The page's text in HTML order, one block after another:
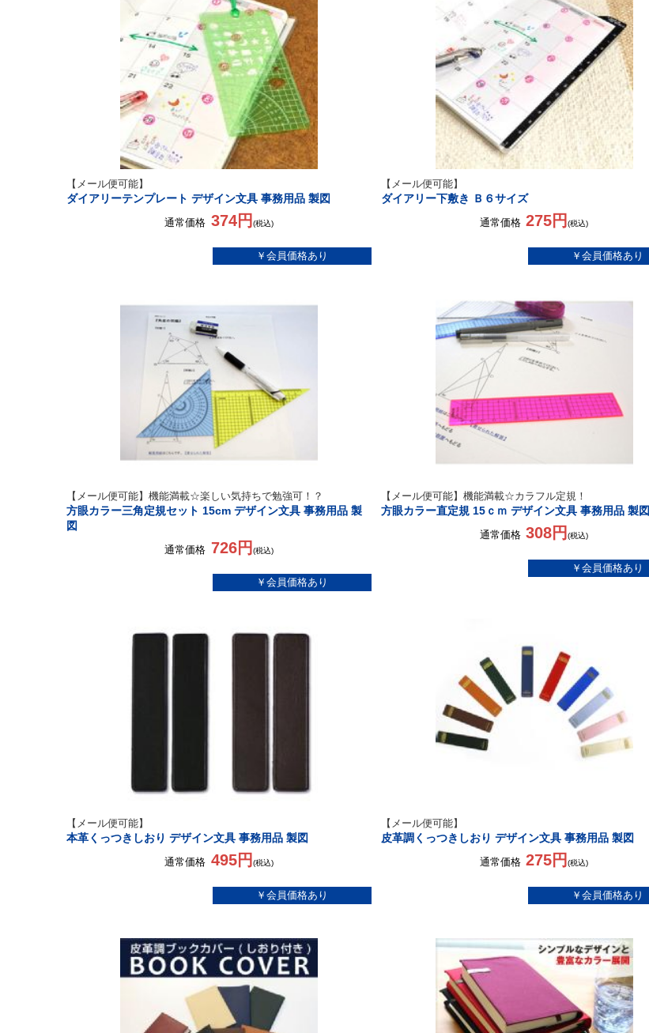
【メール便可能】
ダイアリーテンプレート デザイン文具 事務用品 製図
通常価格 374円 (税込)
【メール便可能】
ダイアリー下敷き Ｂ６サイズ
通常価格 275円(税込)
【メール便可能】機能満載☆楽しい気持ちで勉強可！？
方眼カラー三角定規セット 15cm デザイン文具 事務用品 製
図
通常価格 726円 (税込)
【メール便可能】機能満載☆カラフル定規！
方眼カラー直定規 15ｃｍ デザイン文具 事務用品 製図
通常価格 308円(税込)
【メール便可能】
本革くっつきしおり デザイン文具 事務用品 製図
通常価格 495円 (税込)
【メール便可能】
皮革調くっつきしおり デザイン文具 事務用品 製図
通常価格 275円(税込)